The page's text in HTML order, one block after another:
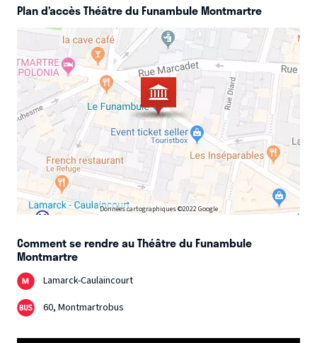
Plan d’accès Théâtre du Funambule Montmartre
Données cartographiques ©2022 Google
Comment se rendre au Théâtre du Funambule
Montmartre
Lamarck-Caulaincourt
60, Montmartrobus